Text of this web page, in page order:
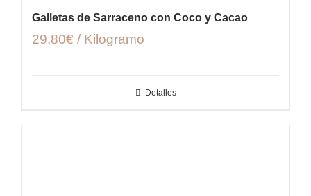
Galletas de Sarraceno con Coco y Cacao
29,80€ / Kilogramo
Detalles